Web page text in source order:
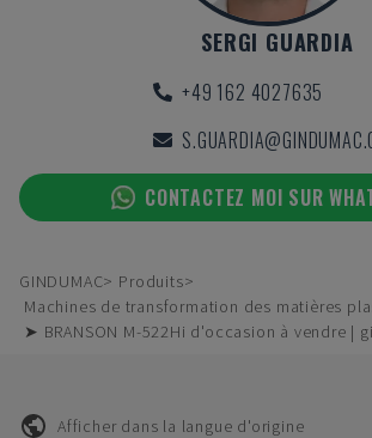
SERGI GUARDIA
+49 162 4027635
CONTACTEZ MOI SUR
GINDUMAC
Produits
Machines de transformation des matières
➤ BRANSON M-522Hi d'occasion à vendre |
Afficher dans la langue d'origine